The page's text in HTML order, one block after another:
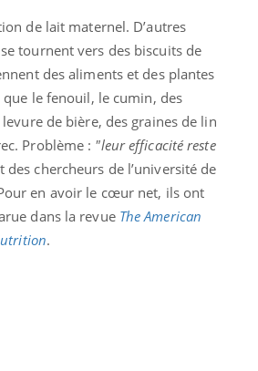
de lait maternel. D’autres
tournent vers des biscuits de
des aliments et des plantes
que le fenouil, le cumin, des
de bière, des graines de lin
Problème : "leur efficacité reste
des chercheurs de l’université de
en avoir le cœur net, ils ont
dans la revue The American
.